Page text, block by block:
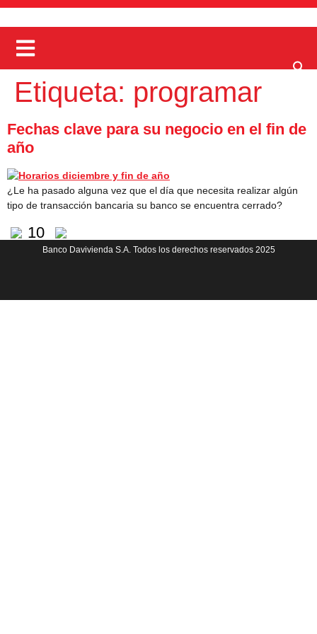
Etiqueta: programar
Fechas clave para su negocio en el fin de
año
¿Le ha pasado alguna vez que el día que necesita realizar algún
tipo de transacción bancaria su banco se encuentra cerrado?
10
Banco Davivienda S.A. Todos los derechos reservados 2025